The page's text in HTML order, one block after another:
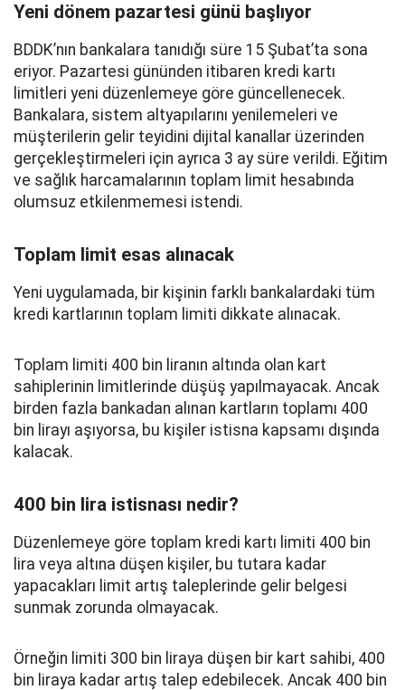
Yeni dönem pazartesi günü başlıyor
BDDK’nın bankalara tanıdığı süre 15 Şubat’ta sona
eriyor. Pazartesi gününden itibaren kredi kartı
limitleri yeni düzenlemeye göre güncellenecek.
Bankalara, sistem altyapılarını yenilemeleri ve
müşterilerin gelir teyidini dijital kanallar üzerinden
gerçekleştirmeleri için ayrıca 3 ay süre verildi. Eğitim
ve sağlık harcamalarının toplam limit hesabında
olumsuz etkilenmemesi istendi.
Toplam limit esas alınacak
Yeni uygulamada, bir kişinin farklı bankalardaki tüm
kredi kartlarının toplam limiti dikkate alınacak.
Toplam limiti 400 bin liranın altında olan kart
sahiplerinin limitlerinde düşüş yapılmayacak. Ancak
birden fazla bankadan alınan kartların toplamı 400
bin lirayı aşıyorsa, bu kişiler istisna kapsamı dışında
kalacak.
400 bin lira istisnası nedir?
Düzenlemeye göre toplam kredi kartı limiti 400 bin
lira veya altına düşen kişiler, bu tutara kadar
yapacakları limit artış taleplerinde gelir belgesi
sunmak zorunda olmayacak.
Örneğin limiti 300 bin liraya düşen bir kart sahibi, 400
bin liraya kadar artış talep edebilecek. Ancak 400 bin